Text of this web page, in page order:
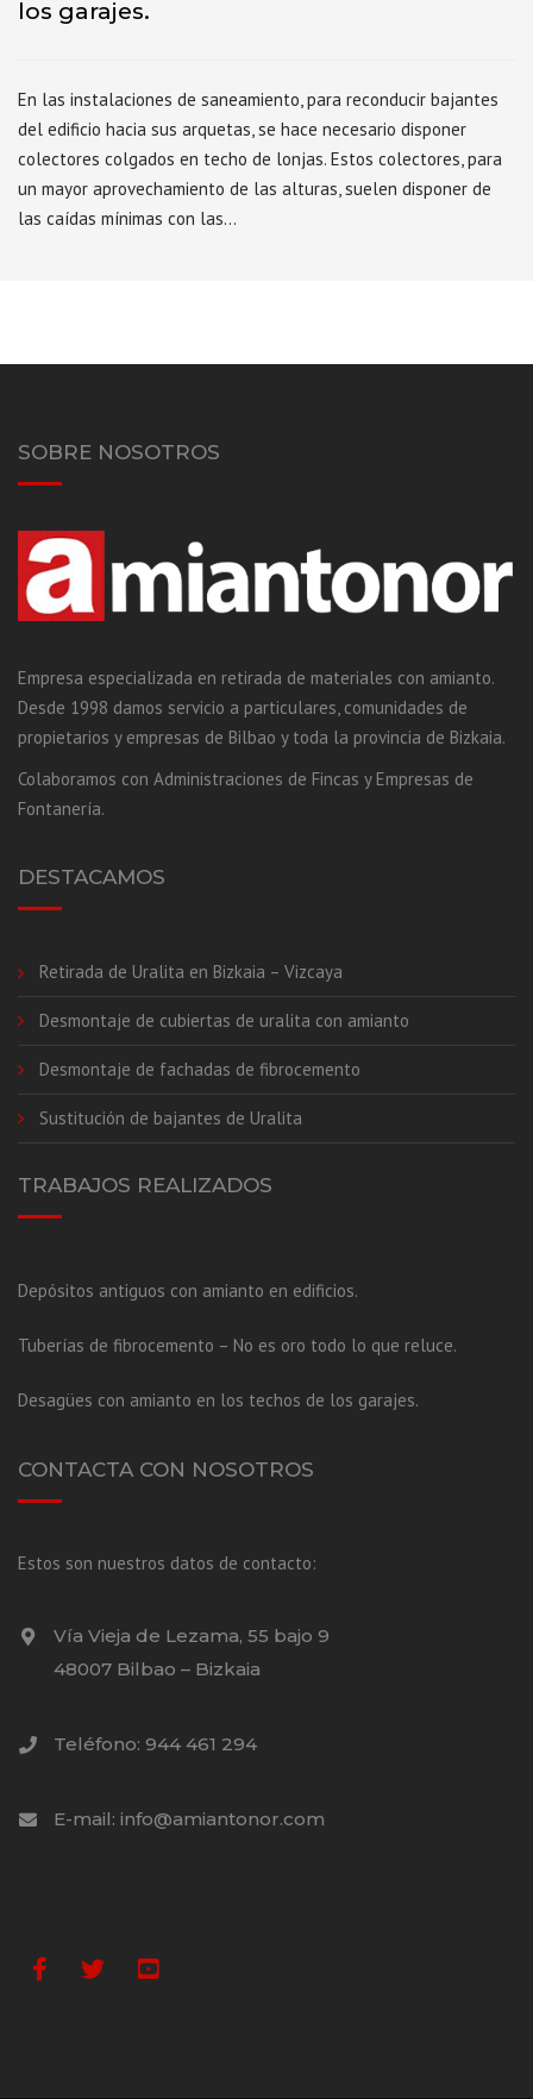
los garajes.
En las instalaciones de saneamiento, para reconducir bajantes
del edificio hacia sus arquetas, se hace necesario disponer
colectores colgados en techo de lonjas. Estos colectores, para
un mayor aprovechamiento de las alturas, suelen disponer de
las caídas mínimas con las…
SOBRE NOSOTROS
Empresa especializada en retirada de materiales con amianto.
Desde 1998 damos servicio a particulares, comunidades de
propietarios y empresas de Bilbao y toda la provincia de Bizkaia.
Colaboramos con Administraciones de Fincas y Empresas de
Fontanería.
DESTACAMOS
Retirada de Uralita en Bizkaia – Vizcaya
Desmontaje de cubiertas de uralita con amianto
Desmontaje de fachadas de fibrocemento
Sustitución de bajantes de Uralita
TRABAJOS REALIZADOS
Depósitos antiguos con amianto en edificios.
Tuberías de fibrocemento – No es oro todo lo que reluce.
Desagües con amianto en los techos de los garajes.
CONTACTA CON NOSOTROS
Estos son nuestros datos de contacto:
Vía Vieja de Lezama, 55 bajo 9
48007 Bilbao – Bizkaia
Teléfono: 944 461 294
E-mail: info@amiantonor.com
Facebook
TwitterYoutube